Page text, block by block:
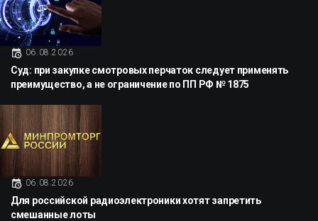
06.08.2026
Суд: при закупке смотровых перчаток следует применять
преимущество, а не ограничение по ПП РФ № 1875
06.08.2026
Для российской радиоэлектроники хотят запретить
смешанные лоты